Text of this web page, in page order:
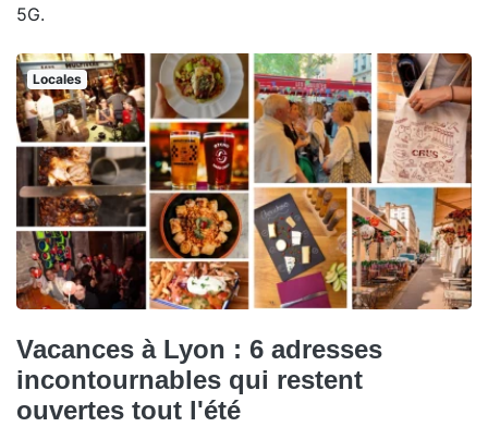
5G.
Locales
Vacances à Lyon : 6 adresses
incontournables qui restent
ouvertes tout l'été